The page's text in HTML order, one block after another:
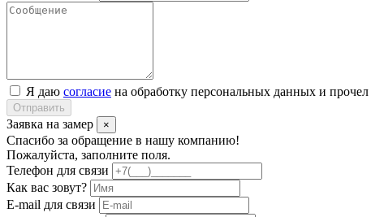
Я даю согласие на обработку персональных данных и прочел
Отправить
Заявка на замер ×
Спасибо за обращение в нашу компанию!
Пожалуйста, заполните поля.
Телефон для связи
Как вас зовут?
E-mail для связи